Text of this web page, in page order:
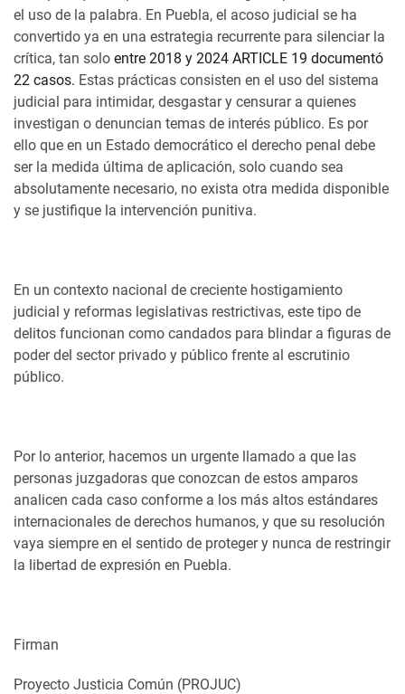
el uso de la palabra. En Puebla, el acoso judicial se ha
convertido ya en una estrategia recurrente para silenciar la
crítica, tan solo entre 2018 y 2024 ARTICLE 19 documentó
22 casos. Estas prácticas consisten en el uso del sistema
judicial para intimidar, desgastar y censurar a quienes
investigan o denuncian temas de interés público. Es por
ello que en un Estado democrático el derecho penal debe
ser la medida última de aplicación, solo cuando sea
absolutamente necesario, no exista otra medida disponible
y se justifique la intervención punitiva.
En un contexto nacional de creciente hostigamiento
judicial y reformas legislativas restrictivas, este tipo de
delitos funcionan como candados para blindar a figuras de
poder del sector privado y público frente al escrutinio
público.
Por lo anterior, hacemos un urgente llamado a que las
personas juzgadoras que conozcan de estos amparos
analicen cada caso conforme a los más altos estándares
internacionales de derechos humanos, y que su resolución
vaya siempre en el sentido de proteger y nunca de restringir
la libertad de expresión en Puebla.
Firman
Proyecto Justicia Común (PROJUC)